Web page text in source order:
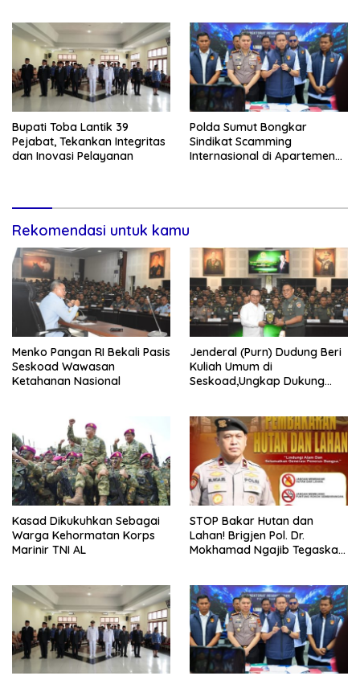
Bupati Toba Lantik 39
Pejabat, Tekankan Integritas
dan Inovasi Pelayanan
Polda Sumut Bongkar
Sindikat Scamming
Internasional di Apartemen
Rekomendasi untuk kamu
Menko Pangan RI Bekali Pasis
Seskoad Wawasan
Ketahanan Nasional
Jenderal (Purn) Dudung Beri
Kuliah Umum di
Seskoad,Ungkap Dukung
Kasad Dikukuhkan Sebagai
Warga Kehormatan Korps
Marinir TNI AL
STOP Bakar Hutan dan
Lahan! Brigjen Pol. Dr.
Mokhamad Ngajib Tegaskan: